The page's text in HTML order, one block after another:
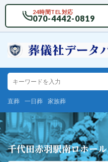
24時間TEL対応
070-4442-0819
直葬 一日葬 家族葬
千代田赤羽駅南ロホール